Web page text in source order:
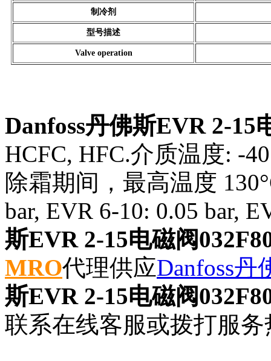
制冷剂
型号描述
Valve operation
Danfoss丹佛斯EVR 2-15
HCFC, HFC.介质温度: -
除霜期间，最高温度
bar, EVR 6-10: 0.05 bar,
斯EVR 2-15电磁阀
MRO代理供应Danfoss丹
斯EVR 2-15电磁阀
联系在线客服或拨打服务